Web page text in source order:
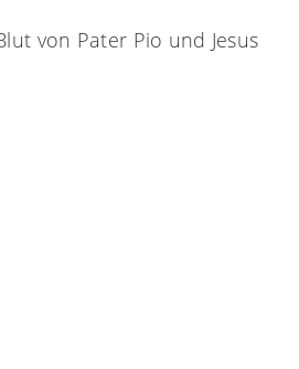
von Pater Pio und Jesus